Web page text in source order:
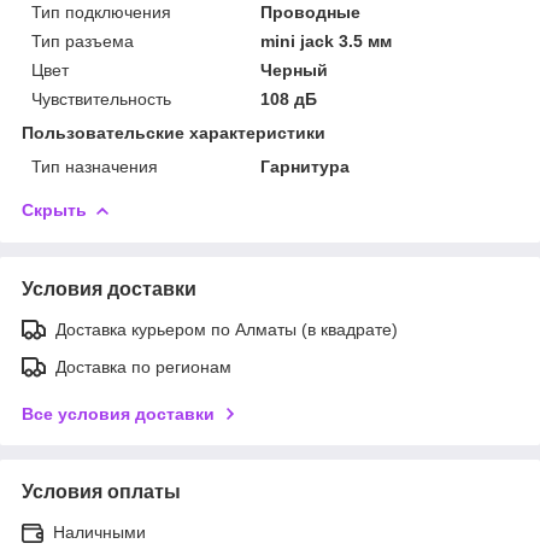
Тип подключения
Проводные
Тип разъема
mini jack 3.5 мм
Цвет
Черный
Чувствительность
108 дБ
Пользовательские характеристики
Тип назначения
Гарнитура
Скрыть
Условия доставки
Доставка курьером по Алматы (в квадрате)
Доставка по регионам
Все условия доставки
Условия оплаты
Наличными